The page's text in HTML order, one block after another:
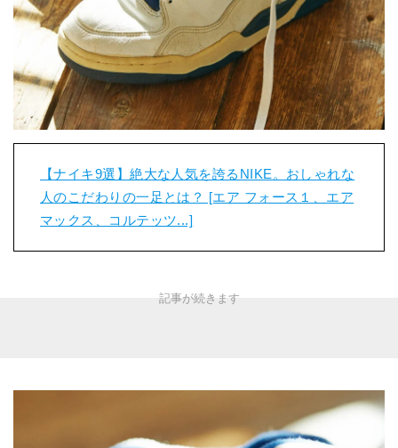
【ナイキ9選】絶大な人気を誇るNIKE。おしゃれな
人のこだわりの一足とは？ [エア フォース１、エア
マックス、コルテッツ...]